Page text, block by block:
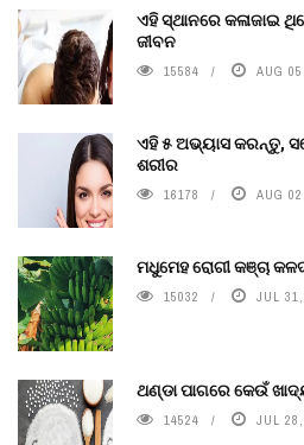
ଏହି ସ୍ଥାନରେ କଳାଜାଇ
ଜୀବନ
15584 AUG
ଏହି ୫ ଅଭ୍ୟାସ କରନ୍ତୁ,
ଶରୀର
16178 AUG
ମଧୁମେହ ରୋଗୀ କଞ୍ଚା
15032 JUL
ଥଣ୍ଡା ପାଗରେ କେଉଁ
14524 JUL